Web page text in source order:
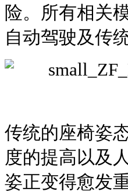
险。所有相关
自动驾驶及传
传统的座椅姿
度的提高以及
姿正变得愈发